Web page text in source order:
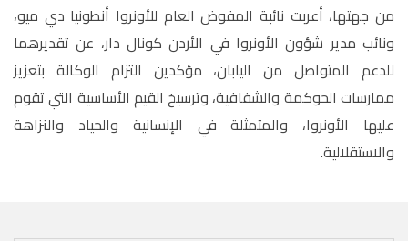
من جهتها، أعربت نائبة المفوض العام للأونروا أنطونيا دي ميو،
ونائب مدير شؤون الأونروا في الأردن كونال دار، عن تقديرهما
للدعم المتواصل من اليابان، مؤكدين التزام الوكالة بتعزيز
ممارسات الحوكمة والشفافية، وترسيخ القيم الأساسية التي تقوم
عليها الأونروا، والمتمثلة في الإنسانية والحياد والنزاهة
والاستقلالية.